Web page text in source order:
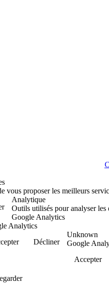
vous proposer les meilleurs
Analytique
Outils utilisés pour analyser
Google Analytics
Analytics
Décliner
Unknown
Google
Accepter